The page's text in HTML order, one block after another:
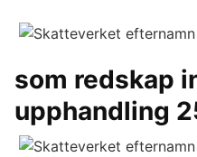
som redskap
upphandling